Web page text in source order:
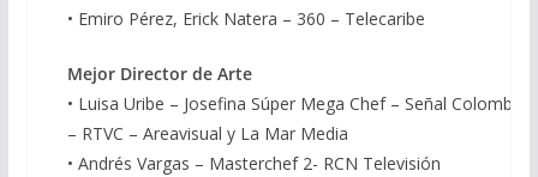
• Emiro Pérez, Erick Natera – 360 – Telecaribe
Mejor Director de Arte
• Luisa Uribe – Josefina Súper Mega Chef – Señal Colombia
– RTVC – Areavisual y La Mar Media
• Andrés Vargas – Masterchef 2- RCN Televisión